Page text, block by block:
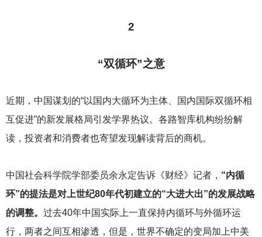
2
“双循环”之意
近期，中国谋划的“以国内大循环为主体、国内国际双循环相
互促进”的新发展格局引发学界热议。各路智库机构纷纷解
读，投资者和消费者也寄望发现解读背后的商机。
中国社会科学院学部委员余永定告诉《财经》记者， “内循
环”的提法是对上世纪80年代初建立的“大进大出”的发展战略
的调整。 过去40年中国实际上一直保持内循环与外循环运
行，两者之间互相渗透，但是，世界不确定的变局加上中美